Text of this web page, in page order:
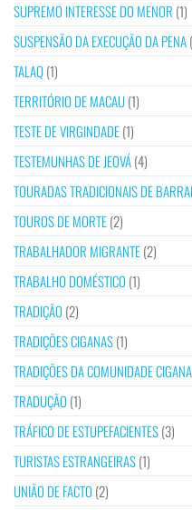
SUPREMO INTERESSE DO MENOR (1)
SUSPENSÃO DA EXECUÇÃO DA PENA
TALAQ(1)
TERRITÓRIO DE MACAU(1)
TESTE DE VIRGINDADE(1)
TESTEMUNHAS DE JEOVÁ(4)
TOURADAS TRADICIONAIS DE
TOUROS DE MORTE(2)
TRABALHADOR MIGRANTE(2)
TRABALHO DOMÉSTICO (1)
TRADIÇÃO (2)
TRADIÇÕES CIGANAS(1)
TRADIÇÕES DA COMUNIDADE CIGANA
TRADUÇÃO (1)
TRÁFICO DE ESTUPEFACIENTES(3)
TURISTAS ESTRANGEIRAS(1)
UNIÃO DE FACTO (2)